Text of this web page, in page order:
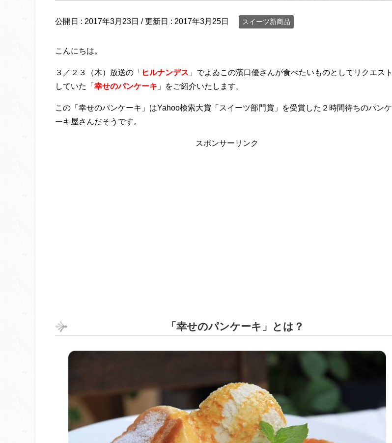
公開日 : 2017年3月23日 / 更新日 : 2017年3月25日 スイーツ新商品
こんにちは。
３／２３（木）放送の「 ヒルナンデス 」でよゐこの濱口優さんが食べたいものとしてリクエスト
していた「 幸せのパンケーキ 」をご紹介いたします。
この「幸せのパンケーキ」はYahoo検索大賞「スイーツ部門賞」を受賞した２時間待ちのパンケ
ーキ屋さんだそうです。
スポンサーリンク
「幸せのパンケーキ」とは？